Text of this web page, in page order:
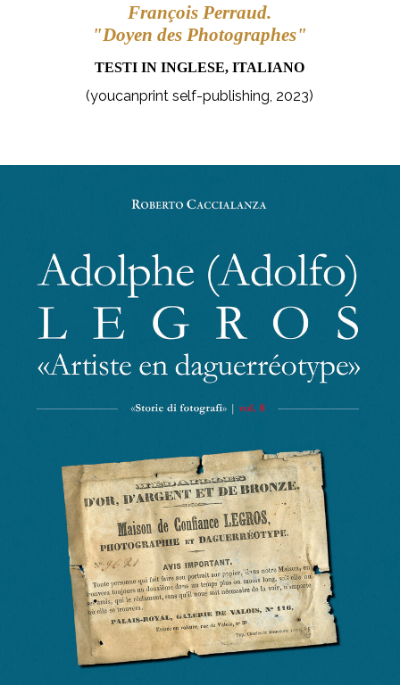
François Perraud.
"Doyen des Photographes"
TESTI IN INGLESE, ITALIANO
(youcanprint self-publishing, 2023)